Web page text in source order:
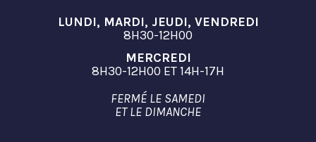
LUNDI, MARDI, JEUDI, VENDREDI
8H30-12H00
MERCREDI
8H30-12H00 ET 14H-17H
FERMÉ LE SAMEDI
ET LE DIMANCHE